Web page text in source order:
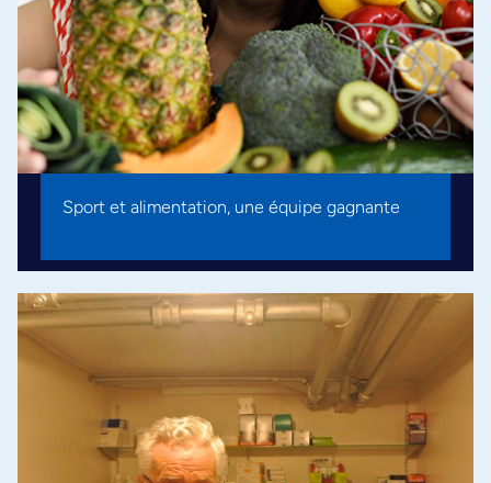
Sport et alimentation, une équipe gagnante